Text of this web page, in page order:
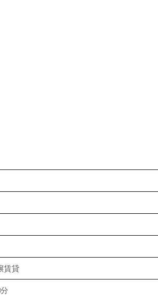
賃貸